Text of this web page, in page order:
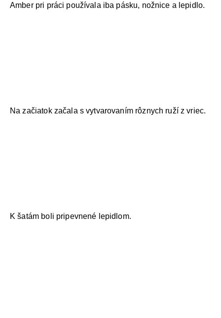
Amber pri práci používala iba pásku, nožnice a lepidlo.
Na začiatok začala s vytvarovaním rôznych ruží z vriec.
K šatám boli pripevnené lepidlom.